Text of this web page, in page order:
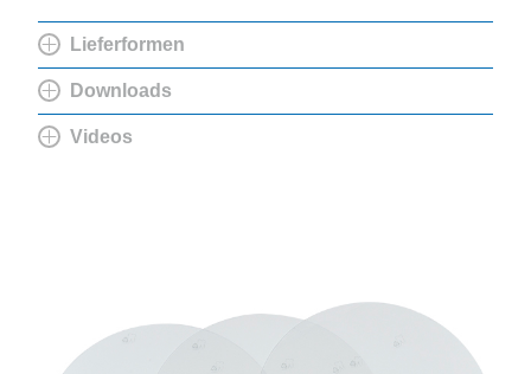
Lieferformen
Downloads
Videos